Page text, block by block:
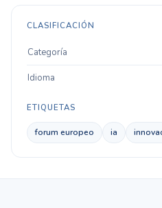
CLASIFICACIÓN
Categoría
Idioma
ETIQUETAS
forum europeo ia